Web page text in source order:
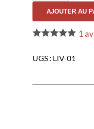
Bri
Les
Formes
AJOUTER AU
1
UGS : LIV-01